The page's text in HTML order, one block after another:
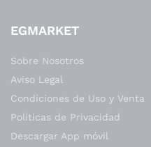
EGMARKET
Sobre Nosotros
Aviso Legal
Condiciones de Uso y Venta
Políticas de Privacidad
Descargar App móvil